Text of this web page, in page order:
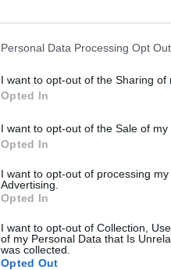
Personal Data Processing Opt
I want to opt-out of the Sharing of
Opted In
I want to opt-out of the Sale of
Opted In
I want to opt-out of processing
Advertising.
Opted In
I want to opt-out of Collection,
of my Personal Data that Is
was collected.
Opted Out